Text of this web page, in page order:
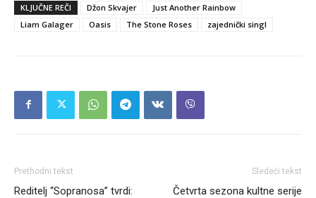
KLJUČNE REČI Džon Skvajer
Just Another Rainbow
Liam Galager
Oasis The Stone Roses zajednički singl
Prethodni tekst
Reditelj “Sopranosa” tvrdi:
Sledeći tekst
Četvrta sezona kultne serije